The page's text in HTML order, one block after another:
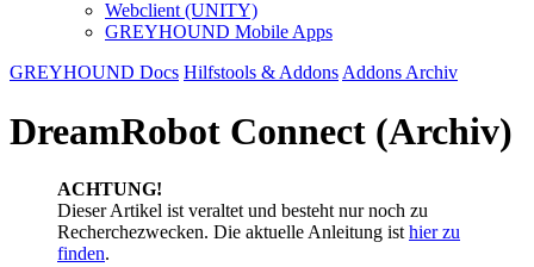
Webclient (UNITY)
GREYHOUND Mobile Apps
GREYHOUND Docs Hilfstools & Addons Addons Archiv
DreamRobot Connect (Archiv)
ACHTUNG!
Dieser Artikel ist veraltet und besteht nur noch zu
Recherchezwecken. Die aktuelle Anleitung ist hier zu
finden.